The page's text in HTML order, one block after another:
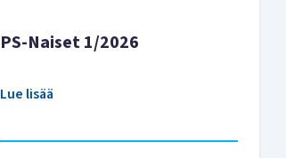
PS-Naiset 1/2026
Lue lisää